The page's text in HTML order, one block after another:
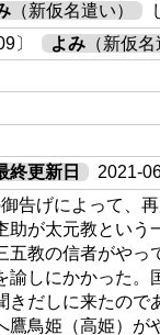
（新仮名遣い）
〕 よみ （新仮名
終更新日
2021-
告げによって、
助が太元教とい
五教の信者がや
諭しにかかった
だしに来たの
鷹鳥姫（高姫）